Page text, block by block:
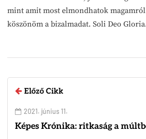
mint amit most elmondhatok
köszönöm a bizalmadat. Soli Deo
Előző Cikk
2021. június 11.
Képes Krónika: ritkaság a